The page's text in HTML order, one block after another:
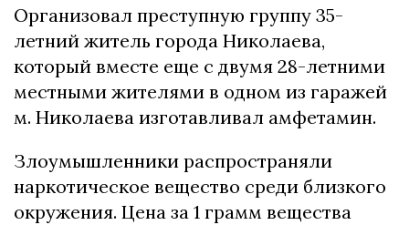
Организовал преступную группу 35-
летний житель города Николаева,
который вместе еще с двумя 28-летними
местными жителями в одном из гаражей
м. Николаева изготавливал амфетамин.
Злоумышленники распространяли
наркотическое вещество среди близкого
окружения. Цена за 1 грамм вещества